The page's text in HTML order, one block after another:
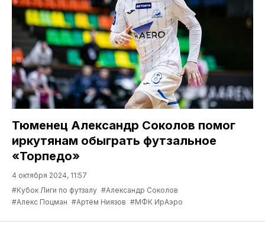
Тюменец Александр Соколов помог
иркутянам обыграть футзальное
«Торпедо»
4 октября 2024, 11:57
#Кубок Лиги по футзалу #Александр Соколов
#Алекс Поцман #Артём Ниязов #МФК ИрАэро